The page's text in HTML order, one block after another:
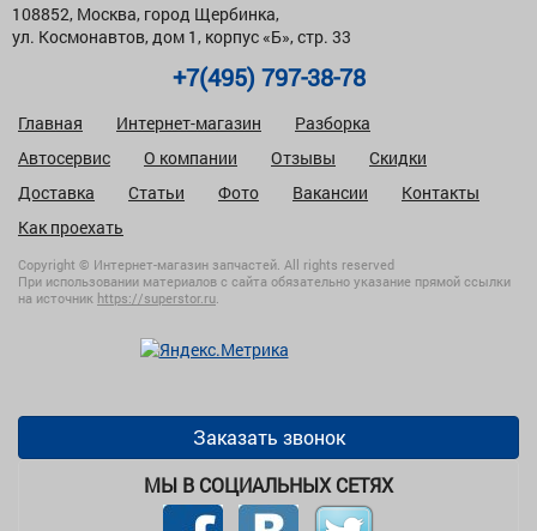
108852, Москва, город Щербинка,
ул. Космонавтов, дом 1, корпус «Б», стр. 33
+7(495) 797-38-78
Главная Интернет-магазин
Разборка
Автосервис
О компании Отзывы
Скидки
Доставка
Статьи Фото Вакансии
Контакты
Как проехать
Copyright © Интернет-магазин запчастей. All rights reserved
При использовании материалов с сайта обязательно указание прямой ссылки
на источник https://superstor.ru
Заказать звонок
МЫ В СОЦИАЛЬНЫХ СЕТЯХ